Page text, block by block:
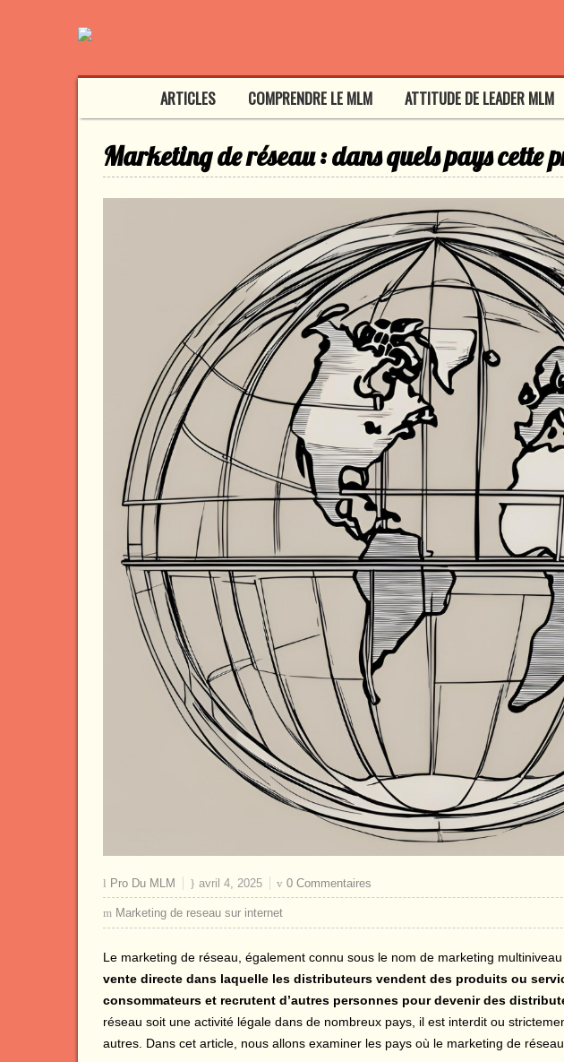
ARTICLES COMPRENDRE LE MLM ATTITUDE DE LEADER MLM
Marketing de réseau : dans quels pays cette
Pro Du MLM avril 4, 2025 0 Commentaires
Marketing de reseau sur internet
Le marketing de réseau, également connu sous le nom de marketing multiniveau
vente directe dans laquelle les distributeurs vendent des produits ou
consommateurs et recrutent d’autres personnes pour devenir des
réseau soit une activité légale dans de nombreux pays, il est interdit ou
autres. Dans cet article, nous allons examiner les pays où le marketing de réseau